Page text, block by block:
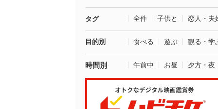
タグ 全件 子供と 恋人・夫
目的別 食べる 遊ぶ 観る・学
時間別 午前中 お昼 夕方・夜